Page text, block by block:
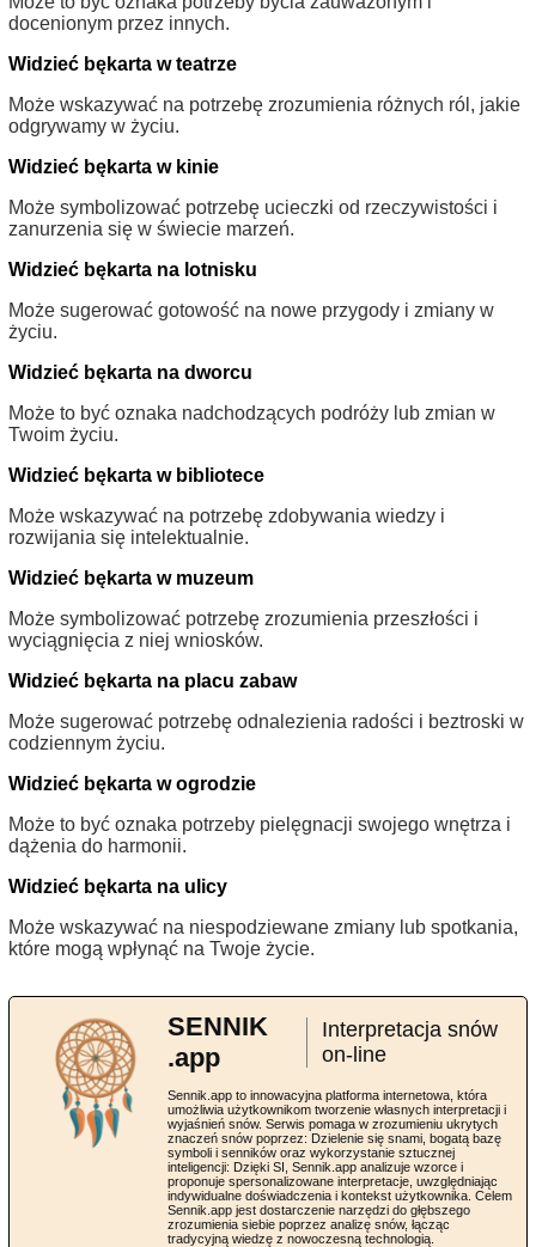
docenionym przez innych.
Widzieć bękarta w teatrze
Może wskazywać na potrzebę zrozumienia różnych ról, jakie
odgrywamy w życiu.
Widzieć bękarta w kinie
Może symbolizować potrzebę ucieczki od rzeczywistości i
zanurzenia się w świecie marzeń.
Widzieć bękarta na lotnisku
Może sugerować gotowość na nowe przygody i zmiany w
życiu.
Widzieć bękarta na dworcu
Może to być oznaka nadchodzących podróży lub zmian w
Twoim życiu.
Widzieć bękarta w bibliotece
Może wskazywać na potrzebę zdobywania wiedzy i
rozwijania się intelektualnie.
Widzieć bękarta w muzeum
Może symbolizować potrzebę zrozumienia przeszłości i
wyciągnięcia z niej wniosków.
Widzieć bękarta na placu zabaw
Może sugerować potrzebę odnalezienia radości i beztroski w
codziennym życiu.
Widzieć bękarta w ogrodzie
Może to być oznaka potrzeby pielęgnacji swojego wnętrza i
dążenia do harmonii.
Widzieć bękarta na ulicy
Może wskazywać na niespodziewane zmiany lub spotkania,
które mogą wpłynąć na Twoje życie.
SENNIK
.app
Interpretacja snów
on-line
Sennik.app to innowacyjna platforma internetowa, która
umożliwia użytkownikom tworzenie własnych interpretacji i
wyjaśnień snów. Serwis pomaga w zrozumieniu ukrytych
znaczeń snów poprzez: Dzielenie się snami, bogatą bazę
symboli i senników oraz wykorzystanie sztucznej
inteligencji: Dzięki SI, Sennik.app analizuje wzorce i
proponuje spersonalizowane interpretacje, uwzględniając
indywidualne doświadczenia i kontekst użytkownika. Celem
Sennik.app jest dostarczenie narzędzi do głębszego
zrozumienia siebie poprzez analizę snów, łącząc
tradycyjną wiedzę z nowoczesną technologią.